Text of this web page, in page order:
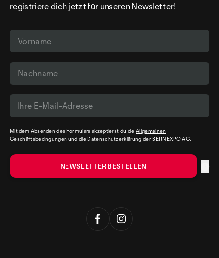
registriere dich jetzt für unseren Newsletter!
Mit dem Absenden des Formulars akzeptierst du dieAllgemeinen
Geschäftsbedingungen und die Datenschutzerklärung der BERNEXPO AG.